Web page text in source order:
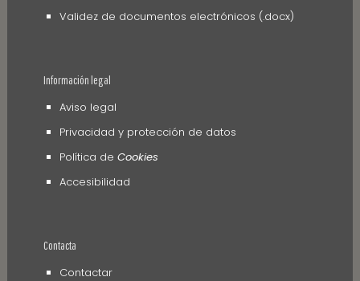
Validez de documentos electrónicos (.docx)
Información legal
Aviso legal
Privacidad y protección de datos
Política de Cookies
Accesibilidad
Contacta
Contactar